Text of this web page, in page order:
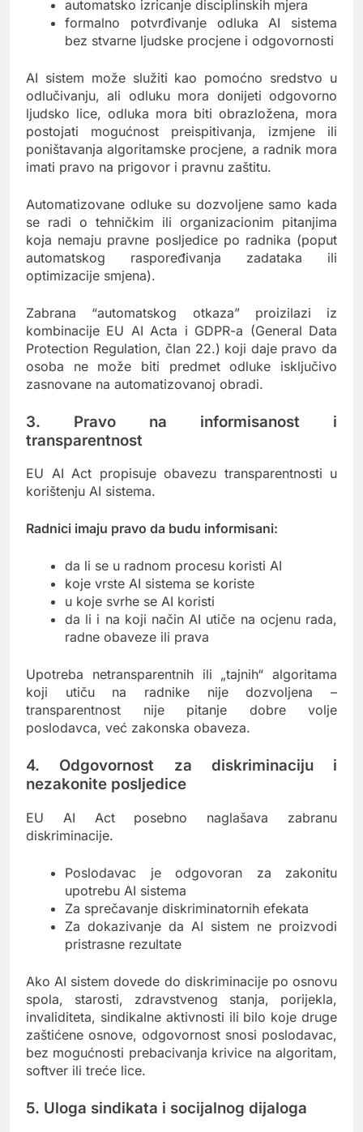
automatsko izricanje disciplinskih mjera
formalno potvrđivanje odluka AI sistema
bez stvarne ljudske procjene i odgovornosti
AI sistem može služiti kao pomoćno sredstvo u
odlučivanju, ali odluku mora donijeti odgovorno
ljudsko lice, odluka mora biti obrazložena, mora
postojati mogućnost preispitivanja, izmjene ili
poništavanja algoritamske procjene, a radnik mora
imati pravo na prigovor i pravnu zaštitu.
Automatizovane odluke su dozvoljene samo kada
se radi o tehničkim ili organizacionim pitanjima
koja nemaju pravne posljedice po radnika (poput
automatskog raspoređivanja zadataka ili
optimizacije smjena).
Zabrana “automatskog otkaza” proizilazi iz
kombinacije EU AI Acta i GDPR-a (General Data
Protection Regulation, član 22.) koji daje pravo da
osoba ne može biti predmet odluke isključivo
zasnovane na automatizovanoj obradi.
3. Pravo na informisanost i
transparentnost
EU AI Act propisuje obavezu transparentnosti u
korištenju AI sistema.
Radnici imaju pravo da budu informisani:
da li se u radnom procesu koristi AI
koje vrste AI sistema se koriste
u koje svrhe se AI koristi
da li i na koji način AI utiče na ocjenu rada,
radne obaveze ili prava
Upotreba netransparentnih ili „tajnih“ algoritama
koji utiču na radnike nije dozvoljena –
transparentnost nije pitanje dobre volje
poslodavca, već zakonska obaveza.
4. Odgovornost za diskriminaciju i
nezakonite posljedice
EU AI Act posebno naglašava zabranu
diskriminacije.
Poslodavac je odgovoran za zakonitu
upotrebu AI sistema
Za sprečavanje diskriminatornih efekata
Za dokazivanje da AI sistem ne proizvodi
pristrasne rezultate
Ako AI sistem dovede do diskriminacije po osnovu
spola, starosti, zdravstvenog stanja, porijekla,
invaliditeta, sindikalne aktivnosti ili bilo koje druge
zaštićene osnove, odgovornost snosi poslodavac,
bez mogućnosti prebacivanja krivice na algoritam,
softver ili treće lice.
5. Uloga sindikata i socijalnog dijaloga